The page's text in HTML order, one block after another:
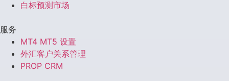
白标预测市场
服务
MT4 MT5 设置
外汇客户关系管理
PROP CRM